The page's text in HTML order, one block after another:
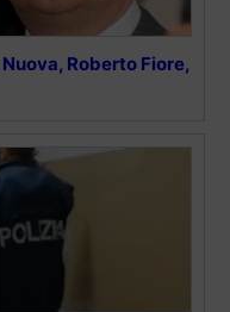
Roberto Fiore,